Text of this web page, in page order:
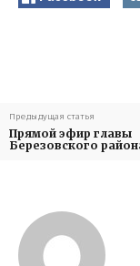
Предыдущая статья
Прямой эфир главы
Березовского